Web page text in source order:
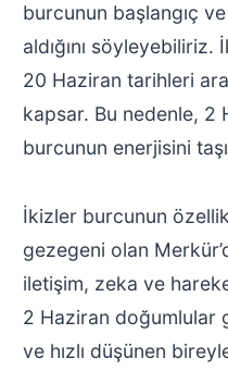
burcunun başlangıç
aldığını
20 Haziran tarihleri
kapsar. Bu nedenle, 2
burcunun enerjisini
İkizler burcunun
gezegeni olan
iletişim, zeka ve
2 Haziran doğumlular
ve hızlı düşünen